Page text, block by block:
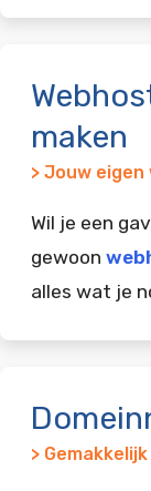
maken
> Jouw
Wil je een
gewoon
alles wat je
>